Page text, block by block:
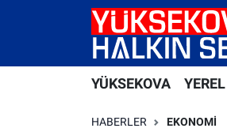
YÜKSEKOVA YEREL
HABERLER EKONOMI
Yüksekova Nöbetçi Eczaneler